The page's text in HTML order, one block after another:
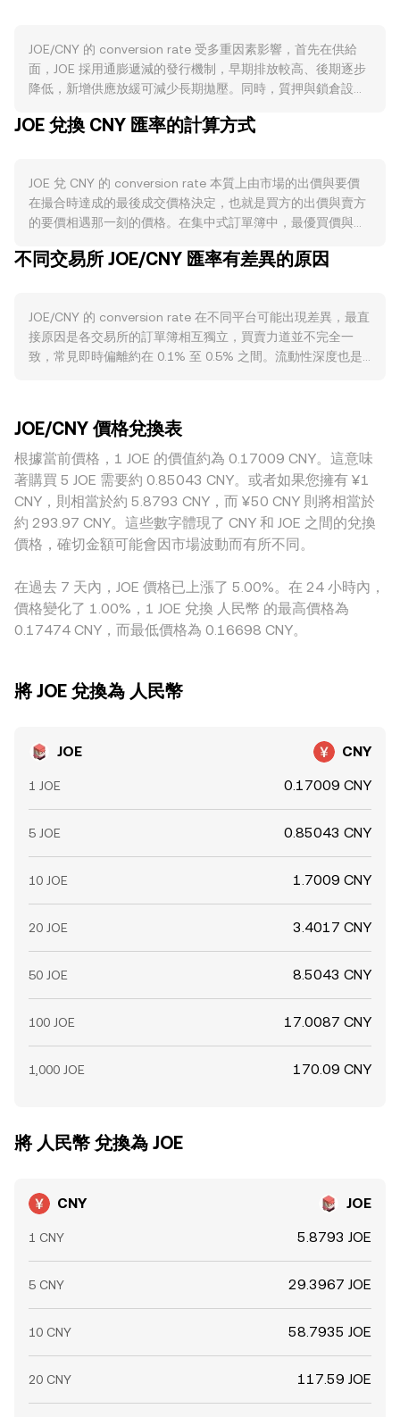
JOE/CNY 的 conversion rate 受多重因素影響，首先在供給
面，JOE 採用通膨遞減的發行機制，早期排放較高、後期逐步
降低，新增供應放緩可減少長期拋壓。同時，質押與鎖倉設計
或流動性激勵，短期內降低可售持倉。若有團隊或早期投資者
Liquidity Book 的交易量與手續費表現、跨鏈部署（例如在
Avalanche、Arbitrum、BNB Chain）的活躍度、用於治理與
提升流動性挖礦回報的需求，皆會驅動對 JOE 的購買與持有意
方向常主導短期波動；而以 CNY 報價時，人民幣對美元的強
視，包括對去中心化交易所與代幣屬性的監管態度、跨境合規
變化、以及交易所上架或下架消息，都可能讓 JOE/CNY 的
conversion rate 出現快速調整。最後，技術層面的動態會疊
或提幣流向，以及做市商庫位調整，這些都會在短時間內影響
流動性與成交價格。
JOE 兌換 CNY 匯率的計算方式
JOE 兌 CNY 的 conversion rate 本質上由市場的出價與要價
在撮合時達成的最後成交價格決定，也就是買方的出價與賣方
的要價相遇那一刻的價格。在集中式訂單簿中，最優買價與最
中間價，提供參考基準。跨多個平台時，數據聚合商常用成交
權重更高。對於簡單的換算關係，若已知 JOE/CNY 的
conversion rate，則 CNY 金額 = JOE 數量 × conversion
rate，反之 JOE 數量 = CNY 金額 / conversion rate。需要補
可用經典 AMM 的恒定乘積模型近似解釋，即 x × y = k，其中
x、y 為兩種資產的池子儲備量，價格可視為 y/x，當有人用
CNY 等價資產（通常經由穩定幣路徑）買入或賣出 JOE 時，
池子儲備改變進而推動價格調整。最終，無論是訂單簿的最後
成交價，還是跨平台的 VWAP，或是 AMM 池子的即時邊際價
格，皆會共同反映到用於轉換的 JOE/CNY conversion rate
上。
不同交易所 JOE/CNY 匯率有差異的原因
JOE/CNY 的 conversion rate 在不同平台可能出現差異，最直
接原因是各交易所的訂單簿相互獨立，買賣力道並不完全一
致，常見即時偏離約在 0.1% 至 0.5% 之間。流動性深度也是
過穩定幣對 CNY 的定價折算，則穩定幣相對 CNY 的基差會傳
導到最終報出的 JOE/CNY 價格。此外，不同地區的合規與法
幣出入金條件會造成地域性溢價或折價，CNY 場景下的合規與
渠道便利度變化，可能使部分平台對 JOE 的報價相對其他地區
存在差距。雖然跨所套利會買低賣高以縮小差異，但受限於手
續費、轉帳時間、鏈上擁堵與風險承擔等成本，價格並不會完
全一致，因而仍可見短暫且可變動的跨所價差。
JOE/CNY 價格兌換表
根據當前價格，1 JOE 的價值約為 0.17009 CNY。這意味
著購買 5 JOE 需要約 0.85043 CNY。或者如果您擁有 ¥1
CNY，則相當於約 5.8793 CNY，而 ¥50 CNY 則將相當於
約 293.97 CNY。這些數字體現了 CNY 和 JOE 之間的兌換
價格，確切金額可能會因市場波動而有所不同。
在過去 7 天內，JOE 價格已上漲了 5.00%。在 24 小時內，
價格變化了 1.00%，1 JOE 兌換 人民幣 的最高價格為
0.17474 CNY，而最低價格為 0.16698 CNY。
將 JOE 兌換為 人民幣
JOE CNY
1 JOE 0.17009 CNY
5 JOE 0.85043 CNY
10 JOE 1.7009 CNY
20 JOE 3.4017 CNY
50 JOE 8.5043 CNY
100 JOE 17.0087 CNY
1,000 JOE 170.09 CNY
將 人民幣 兌換為 JOE
CNY JOE
1 CNY 5.8793 JOE
5 CNY 29.3967 JOE
10 CNY 58.7935 JOE
20 CNY 117.59 JOE